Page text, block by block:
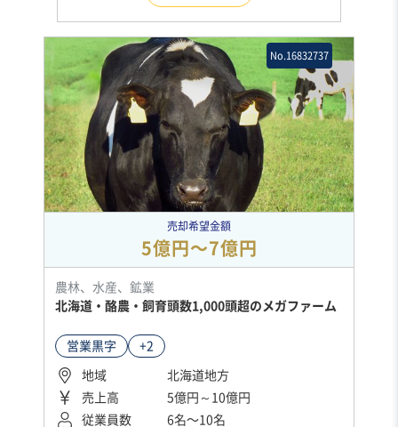
No.16832737
売却希望金額
5億円〜7億円
農林、水産、鉱業
北海道・酪農・飼育頭数1,000頭超のメガファーム
営業黒字 +2
地域
北海道地方
売上高
5億円～10億円
従業員数
6名〜10名